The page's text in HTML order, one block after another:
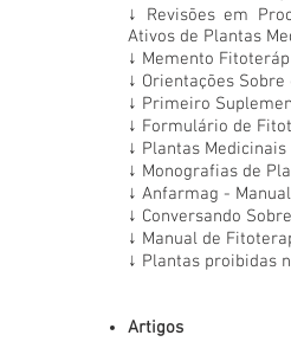
↓ Revisões em
Ativos de Plantas
↓ Memento
↓ Orientações
↓ Primeiro
↓ Formulário de
↓ Plantas
↓ Monografias de
↓ Anfarmag -
↓ Conversando
↓ Manual de
↓ Plantas proibidas
Artigos